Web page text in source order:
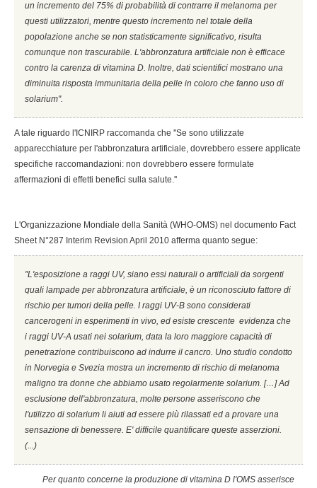
un incremento del 75% di probabilità di contrarre il melanoma per
questi utilizzatori, mentre questo incremento nel totale della
popolazione anche se non statisticamente significativo, risulta
comunque non trascurabile. L'abbronzatura artificiale non è efficace
contro la carenza di vitamina D. Inoltre, dati scientifici mostrano una
diminuita risposta immunitaria della pelle in coloro che fanno uso di
solarium''.
A tale riguardo l'ICNIRP raccomanda che ''Se sono utilizzate
apparecchiature per l'abbronzatura artificiale, dovrebbero essere applicate
specifiche raccomandazioni: non dovrebbero essere formulate
affermazioni di effetti benefici sulla salute.''
L'Organizzazione Mondiale della Sanità (WHO-OMS) nel documento Fact
Sheet N°287 Interim Revision April 2010 afferma quanto segue:
''L'esposizione a raggi UV, siano essi naturali o artificiali da sorgenti
quali lampade per abbronzatura artificiale, è un riconosciuto fattore di
rischio per tumori della pelle. I raggi UV-B sono considerati
cancerogeni in esperimenti in vivo, ed esiste crescente evidenza che
i raggi UV-A usati nei solarium, data la loro maggiore capacità di
penetrazione contribuiscono ad indurre il cancro. Uno studio condotto
in Norvegia e Svezia mostra un incremento di rischio di melanoma
maligno tra donne che abbiamo usato regolarmente solarium. […] Ad
esclusione dell'abbronzatura, molte persone asseriscono che
l'utilizzo di solarium li aiuti ad essere più rilassati ed a provare una
sensazione di benessere. E' difficile quantificare queste asserzioni.
(...)
Per quanto concerne la produzione di vitamina D l'OMS asserisce